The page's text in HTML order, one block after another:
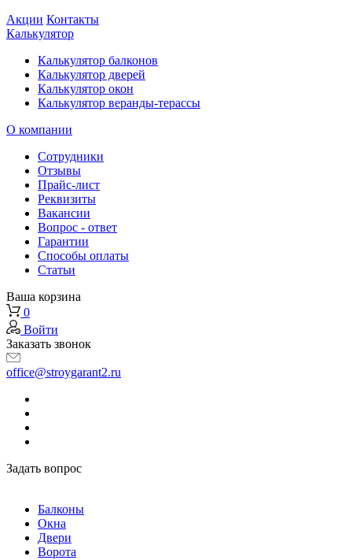
Акции Контакты
Калькулятор
Калькулятор балконов
Калькулятор дверей
Калькулятор окон
Калькулятор веранды-терассы
О компании
Сотрудники
Отзывы
Прайс-лист
Реквизиты
Вакансии
Вопрос - ответ
Гарантии
Способы оплаты
Статьи
Ваша корзина
0
Войти
Заказать звонок
office@stroygarant2.ru
Задать вопрос
Балконы
Окна
Двери
Ворота